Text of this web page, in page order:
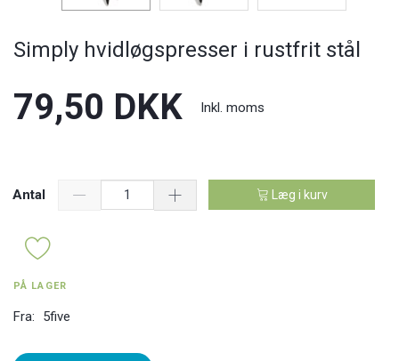
Simply hvidløgspresser i rustfrit stål
79,50 DKK Inkl. moms
Antal Læg i kurv
PÅ LAGER
Fra: 5five